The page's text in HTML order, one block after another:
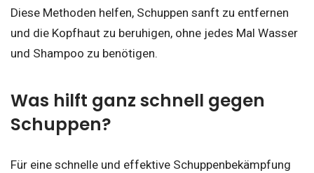
Diese Methoden helfen, Schuppen sanft zu entfernen
und die Kopfhaut zu beruhigen, ohne jedes Mal Wasser
und Shampoo zu benötigen.
Was hilft ganz schnell gegen
Schuppen?
Für eine schnelle und effektive Schuppenbekämpfung